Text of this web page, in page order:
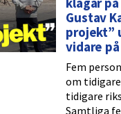
Gustav
projekt”
vidare
Fem
om
tidigare
Samtliga